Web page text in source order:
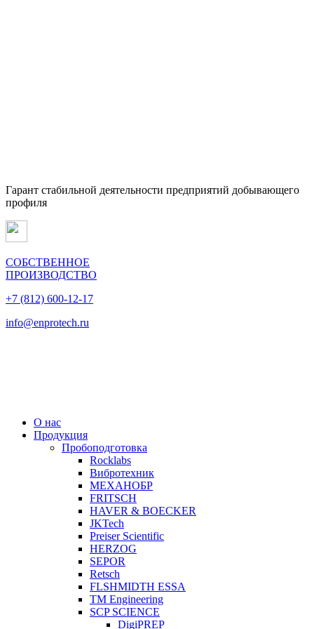
Гарант стабильной деятельности предприятий добывающего
профиля
СОБСТВЕННОЕ
ПРОИЗВОДСТВО
+7 (812) 600-12-17
info@enprotech.ru
О нас
Продукция
Пробоподготовка
Rocklabs
Вибротехник
МЕХАНОБР
FRITSCH
HAVER & BOECKER
JKTech
Preiser Scientific
HERZOG
SEPOR
Retsch
FLSHMIDTH ESSA
TM Engineering
SCP SCIENCE
DigiPREP